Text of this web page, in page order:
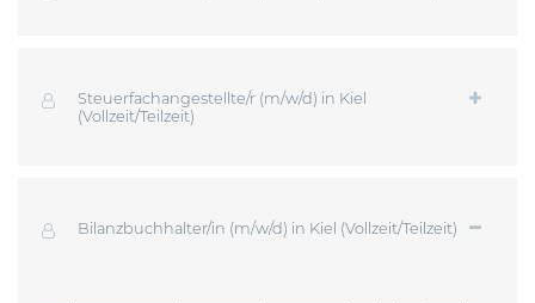
Steuerfachangestellte/r (m/w/d) in Kiel
(Vollzeit/Teilzeit)
Bilanzbuchhalter/in (m/w/d) in Kiel (Vollzeit/Teilzeit)